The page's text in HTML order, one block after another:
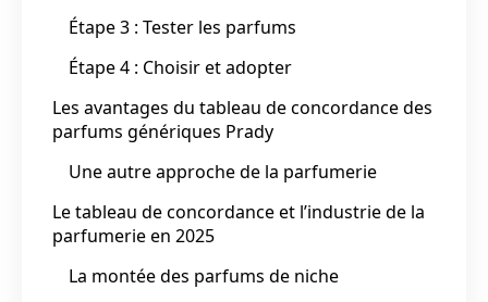
Étape 3 : Tester les parfums
Étape 4 : Choisir et adopter
Les avantages du tableau de concordance des
parfums génériques Prady
Une autre approche de la parfumerie
Le tableau de concordance et l’industrie de la
parfumerie en 2025
La montée des parfums de niche